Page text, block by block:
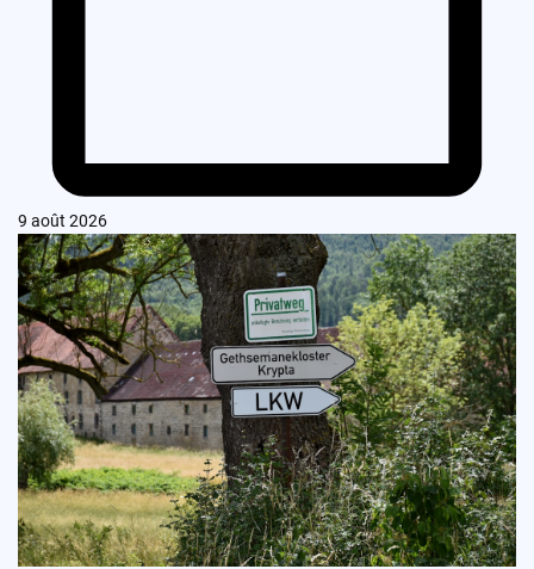
9 août 2026